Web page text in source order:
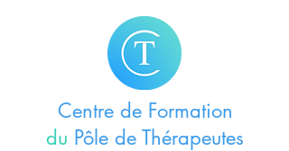
Centre de Formation
du Pôle de Thérapeutes